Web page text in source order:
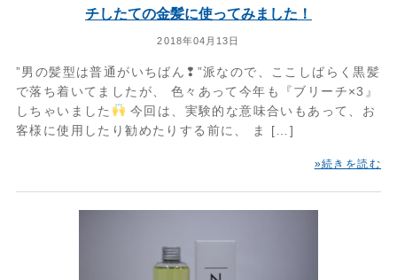
チしたての金髪に使ってみました！
2018年04月13日
”男の髪型は普通がいちばん❢”派なので、ここしばらく黒髪
で落ち着いてましたが、 色々あって今年も『ブリーチ×3』
しちゃいました
今回は、実験的な意味合いもあって、お
客様に使用したり勧めたりする前に、 ま […]
»続きを読む